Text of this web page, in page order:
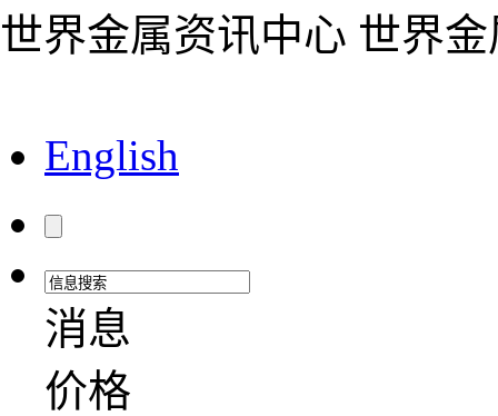
世界金属资讯中心 世界
English
消息
价格